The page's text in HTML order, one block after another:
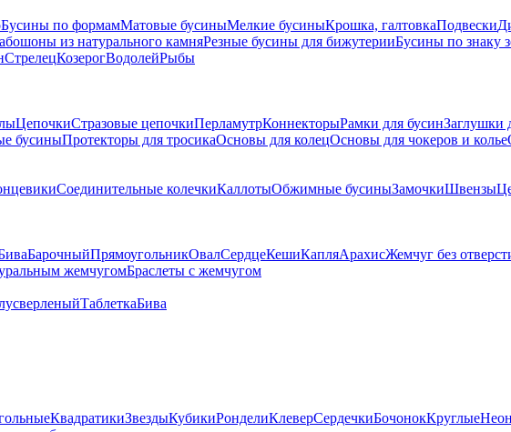
Бусины по формамМатовые бусиныМелкие бусиныКрошка, галтовкаПодвески
из натурального камняРезные бусины для бижутерииБусины по знаку
СтрелецКозерогВодолейРыбы
ЦепочкиСтразовые цепочкиПерламутрКоннекторыРамки для бусинЗаглушки
бусиныПротекторы для тросикаОсновы для колецОсновы для чокеров и колье
Соединительные колечкиКаллотыОбжимные бусиныЗамочкиШвензы
БарочныйПрямоугольникОвалСердцеКешиКапляАрахисЖемчуг без
жемчугомБраслеты с жемчугом
ТаблеткаБива
КвадратикиЗвездыКубикиРонделиКлеверСердечкиБочонокКруглые